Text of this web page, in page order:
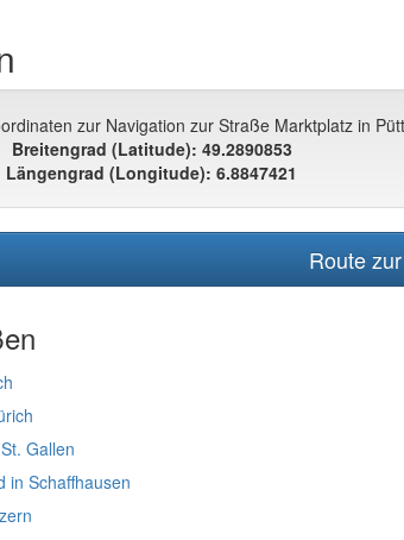
zur Navigation zur Straße Marktplatz in
Breitengrad (Latitude): 49.2890853
Längengrad (Longitude): 6.8847421
Route
Gallen
in Schaffhausen